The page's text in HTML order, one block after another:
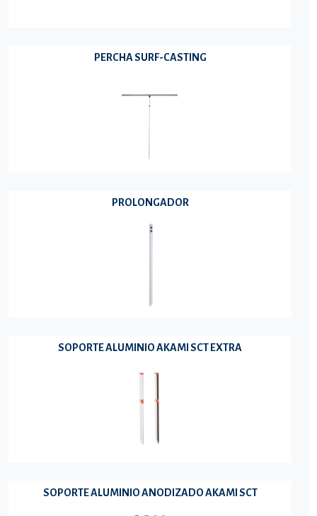
PERCHA SURF-CASTING
PROLONGADOR
SOPORTE ALUMINIO AKAMI SCT EXTRA
SOPORTE ALUMINIO ANODIZADO AKAMI SCT